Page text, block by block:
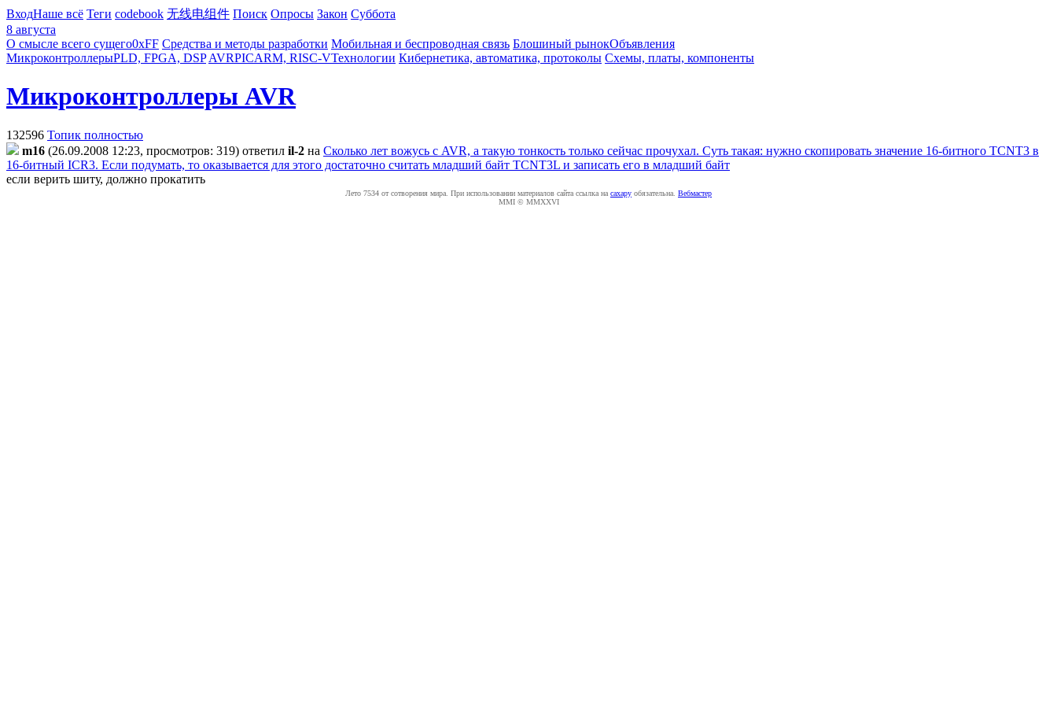
ВходНаше всё Теги codebook 无线电组件 Поиск Опросы Закон Суббота
8 августа
О смысле всего сущего0xFF Средства и методы разработки Мобильная и беспроводная связь Блошиный рынокОбъявления
МикроконтроллерыPLD, FPGA, DSP AVRPICARM, RISC-VТехнологии Кибернетика, автоматика, протоколы Схемы, платы, компоненты
Микроконтроллеры AVR
132596 Топик полностью
m16 (26.09.2008 12:23, просмотров: 319) ответил il-2 на Сколько лет вожусь с AVR, а такую тонкость только сейчас прочухал. Суть такая: нужно скопировать значение 16-битного TCNT3 в
16-битный ICR3. Если подумать, то оказывается для этого достаточно считать младший байт TCNT3L и записать его в младший байт
если верить шиту, должно прокатить
Лето 7534 от сотворения мира. При использовании материалов сайта ссылка на caxapу обязательна. Вебмастер
MMI © MMXXVI